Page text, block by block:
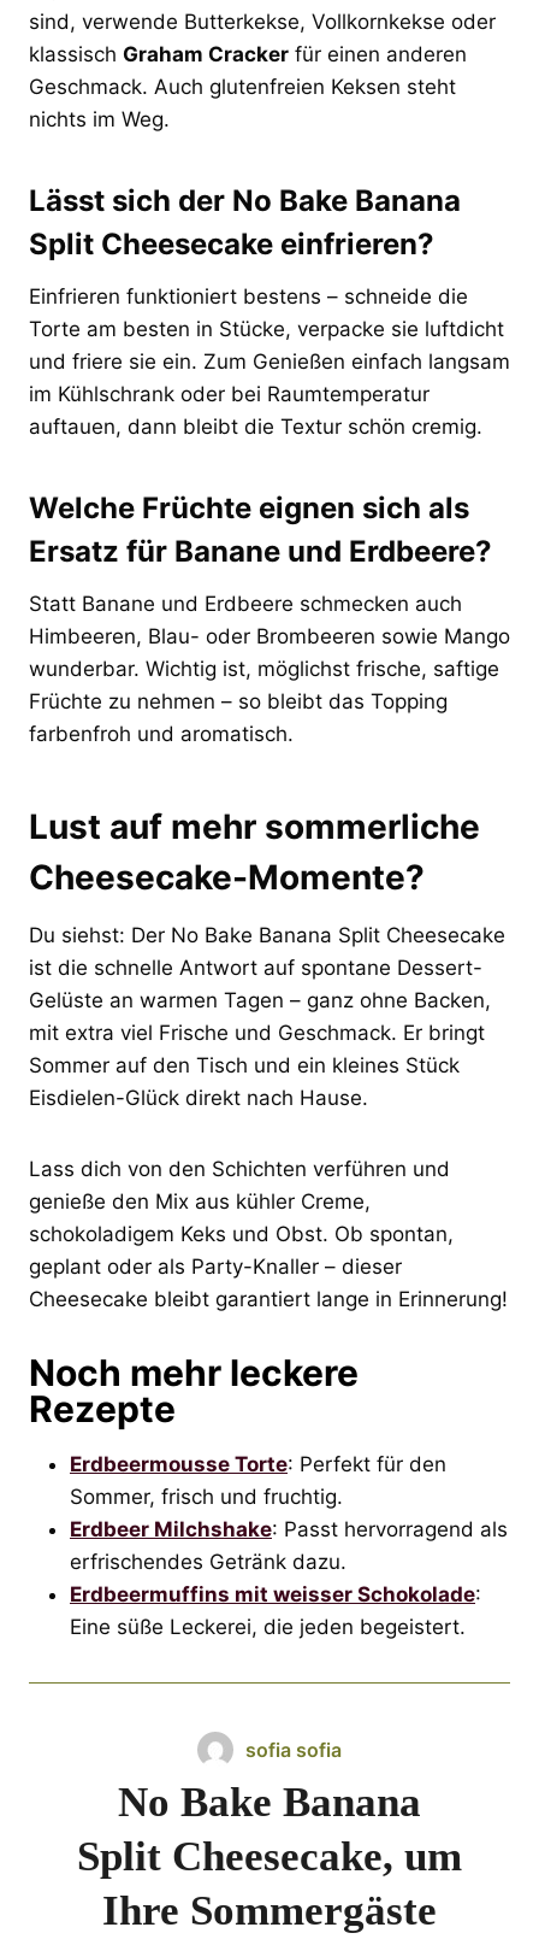
sind, verwende Butterkekse, Vollkornkekse oder
klassisch Graham Cracker für einen anderen
Geschmack. Auch glutenfreien Keksen steht
nichts im Weg.
Lässt sich der No Bake Banana
Split Cheesecake einfrieren?
Einfrieren funktioniert bestens – schneide die
Torte am besten in Stücke, verpacke sie luftdicht
und friere sie ein. Zum Genießen einfach langsam
im Kühlschrank oder bei Raumtemperatur
auftauen, dann bleibt die Textur schön cremig.
Welche Früchte eignen sich als
Ersatz für Banane und Erdbeere?
Statt Banane und Erdbeere schmecken auch
Himbeeren, Blau- oder Brombeeren sowie Mango
wunderbar. Wichtig ist, möglichst frische, saftige
Früchte zu nehmen – so bleibt das Topping
farbenfroh und aromatisch.
Lust auf mehr sommerliche
Cheesecake-Momente?
Du siehst: Der No Bake Banana Split Cheesecake
ist die schnelle Antwort auf spontane Dessert-
Gelüste an warmen Tagen – ganz ohne Backen,
mit extra viel Frische und Geschmack. Er bringt
Sommer auf den Tisch und ein kleines Stück
Eisdielen-Glück direkt nach Hause.
Lass dich von den Schichten verführen und
genieße den Mix aus kühler Creme,
schokoladigem Keks und Obst. Ob spontan,
geplant oder als Party-Knaller – dieser
Cheesecake bleibt garantiert lange in Erinnerung!
Noch mehr leckere
Rezepte
Erdbeermousse Torte: Perfekt für den
Sommer, frisch und fruchtig.
Erdbeer Milchshake: Passt hervorragend als
erfrischendes Getränk dazu.
Erdbeermuffins mit weisser Schokolade:
Eine süße Leckerei, die jeden begeistert.
sofia sofia
No Bake Banana
Split Cheesecake, um
Ihre Sommergäste